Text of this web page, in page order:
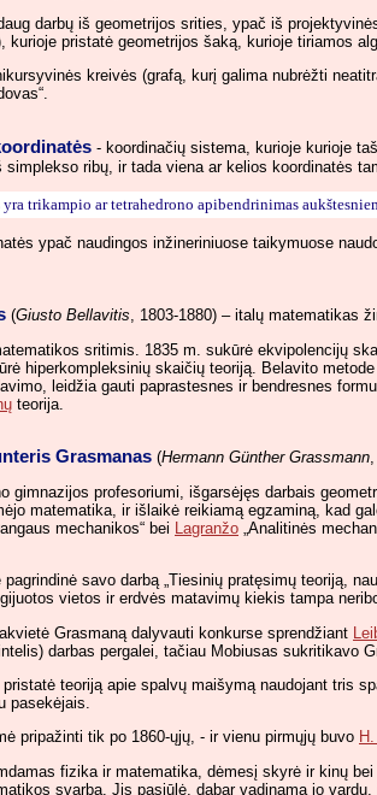
darbų iš geometrijos srities, ypač iš
kurioje pristatė geometrijos šaką, kurioje tiriamos
kreivės (grafą, kurį galima nubrėžti
- koordinačių sistema, kurioje kurioje
simplekso ribų, ir tada viena ar kelios koordinatės
yra trikampio ar tetrahedrono apibendrinimas
ypač naudingos inžineriniuose taikymuose
(Giusto Bellavitis, 1803-1880) – italų matematikas
sritimis. 1835 m. sukūrė ekvipolencijų
hiperkompleksinių skaičių teoriją. Belavito
leidžia gauti paprastesnes ir bendresnes
teorija.
Grasmanas (Hermann Günther Grassmann
gimnazijos profesoriumi, išgarsėjęs darbais
matematika, ir išlaikė reikiamą egzaminą, kad
mechanikos“ bei Lagranžo „Analitinės
savo darbą „Tiesinių pratęsimų teoriją,
vietos ir erdvės matavimų kiekis tampa
Grasmaną dalyvauti konkurse sprendžiant
darbas pergalei, tačiau Mobiusas sukritikavo
teoriją apie spalvų maišymą naudojant tris
pasekėjais.
pripažinti tik po 1860-ųjų, - ir vienu pirmųjų buvo
fizika ir matematika, dėmesį skyrė ir kinų bei
svarba. Jis pasiūlė, dabar vadinamą jo vardu,